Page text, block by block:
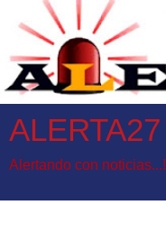
ALERTA27
Alertando con noticias...!